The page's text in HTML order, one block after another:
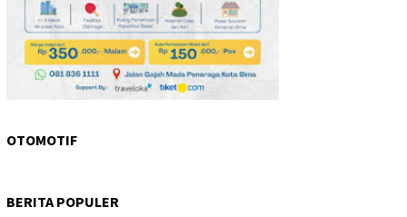
OTOMOTIF
BERITA POPULER